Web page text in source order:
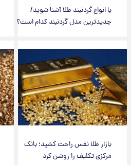
با انواع گردنبند طلا آشنا شوید/
جدیدترین مدل گردنبند کدام است؟
بازار طلا نفس راحت کشید؛ بانک
مرکزی تکلیف را روشن کرد